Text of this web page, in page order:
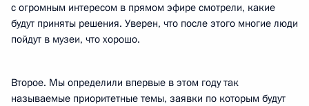
с огромным интересом в прямом эфире смотрели, какие
будут приняты решения. Уверен, что после этого многие люди
пойдут в музеи, что хорошо.
Второе. Мы определили впервые в этом году так
называемые приоритетные темы, заявки по которым будут